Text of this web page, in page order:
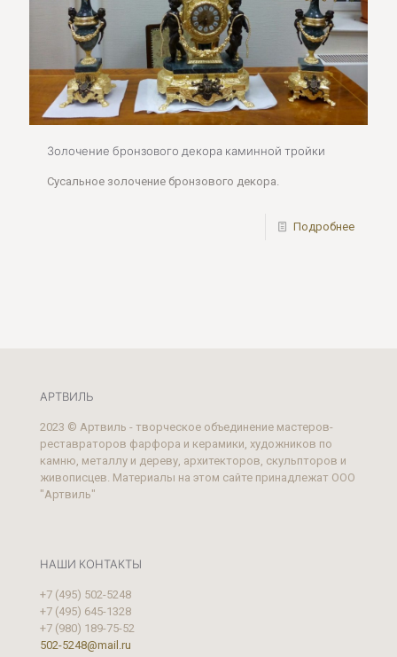
Золочение бронзового декора каминной тройки
Сусальное золочение бронзового декора.
Подробнее
АРТВИЛЬ
2023 © Артвиль - творческое объединение мастеров-
реставраторов фарфора и керамики, художников по
камню, металлу и дереву, архитекторов, скульпторов и
живописцев. Материалы на этом сайте принадлежат ООО
"Артвиль"
НАШИ КОНТАКТЫ
+7 (495) 502-5248
+7 (495) 645-1328
+7 (980) 189-75-52
502-5248@mail.ru